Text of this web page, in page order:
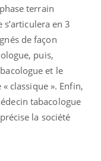
terrain
en 3
de façon
puis,
et le
classique ». Enfin,
tabacologue
la société